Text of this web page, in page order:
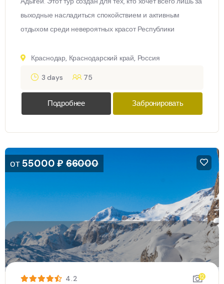
выходные насладиться спокойствием и активным
отдыхом среди невероятных красот Республики
Краснодар, Краснодарский край, Россия
3 days 75
Подробнее Забронировать
от55000₽ 66000
4.2 12